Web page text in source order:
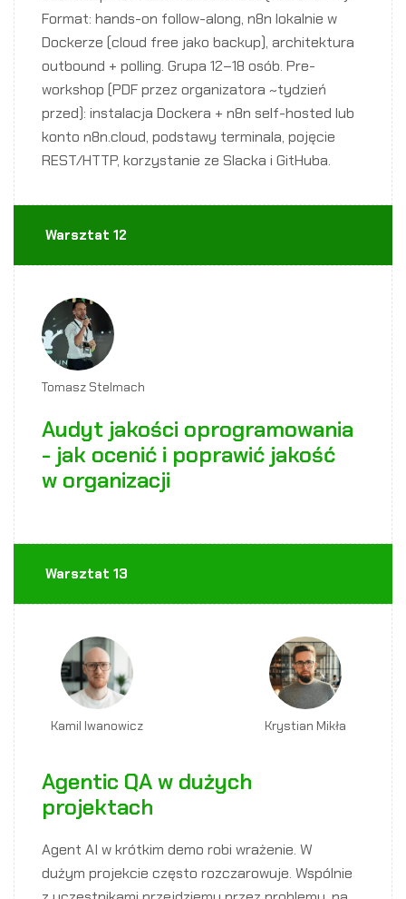
Format: hands-on follow-along, n8n lokalnie w
Dockerze (cloud free jako backup), architektura
outbound + polling. Grupa 12–18 osób. Pre-
workshop (PDF przez organizatora ~tydzień
przed): instalacja Dockera + n8n self-hosted lub
konto n8n.cloud, podstawy terminala, pojęcie
REST/HTTP, korzystanie ze Slacka i GitHuba.
Warsztat 12
Tomasz Stelmach
Audyt jakości oprogramowania
- jak ocenić i poprawić jakość
w organizacji
Warsztat 13
Kamil Iwanowicz Krystian Mikła
Agentic QA w dużych
projektach
Agent AI w krótkim demo robi wrażenie. W
dużym projekcie często rozczarowuje. Wspólnie